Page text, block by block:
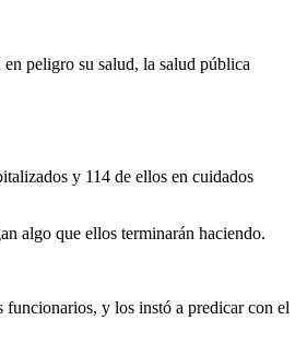
peligro su salud, la salud pública
y 114 de ellos en cuidados
algo que ellos terminarán haciendo.
funcionarios, y los instó a predicar con el